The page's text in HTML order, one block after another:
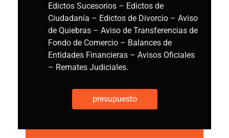
Edictos Sucesorios – Edictos de
Ciudadanía – Edictos de Divorcio – Aviso
de Quiebras – Aviso de Transferencias de
Fondo de Comercio – Balances de
Entidades Financieras – Avisos Oficiales
– Remates Judiciales.
presupuesto